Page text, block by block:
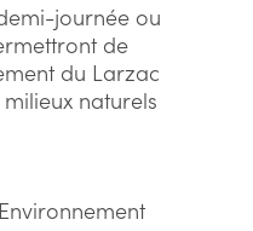
journée ou
de
du Larzac
naturels